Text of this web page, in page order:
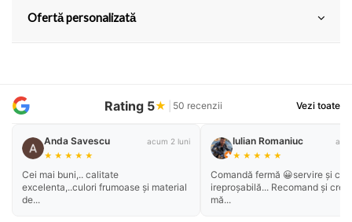
Ofertă personalizată
Rating 5★ 50 recenzii Vezi toate
Anda Savescu
★ ★ ★ ★ ★
acum 2 luni
Cei mai buni,.. calitate
excelenta,..culori frumoase și material
de...
Iulian Romaniuc
★ ★ ★ ★ ★
Comandă fermă 😀servire și
ireproșabilă... Recomand și cred
mă...